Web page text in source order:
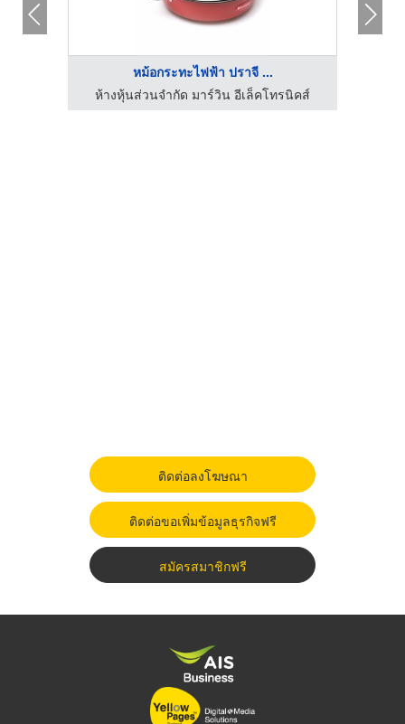
หม้อกระทะไฟฟ้า ปราจี ...
ห้างหุ้นส่วนจำกัด มาร์วิน อีเล็คโทรนิคส์
ติดต่อลงโฆษณา
ติดต่อขอเพิ่มข้อมูลธุรกิจฟรี
สมัครสมาชิกฟรี